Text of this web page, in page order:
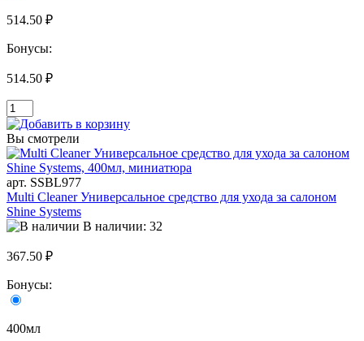
514.50 ₽
Бонусы:
514.50 ₽
Вы смотрели
арт. SSBL977
Multi Cleaner Универсальное средство для ухода за салоном
Shine Systems
В наличии: 32
367.50 ₽
Бонусы:
400мл